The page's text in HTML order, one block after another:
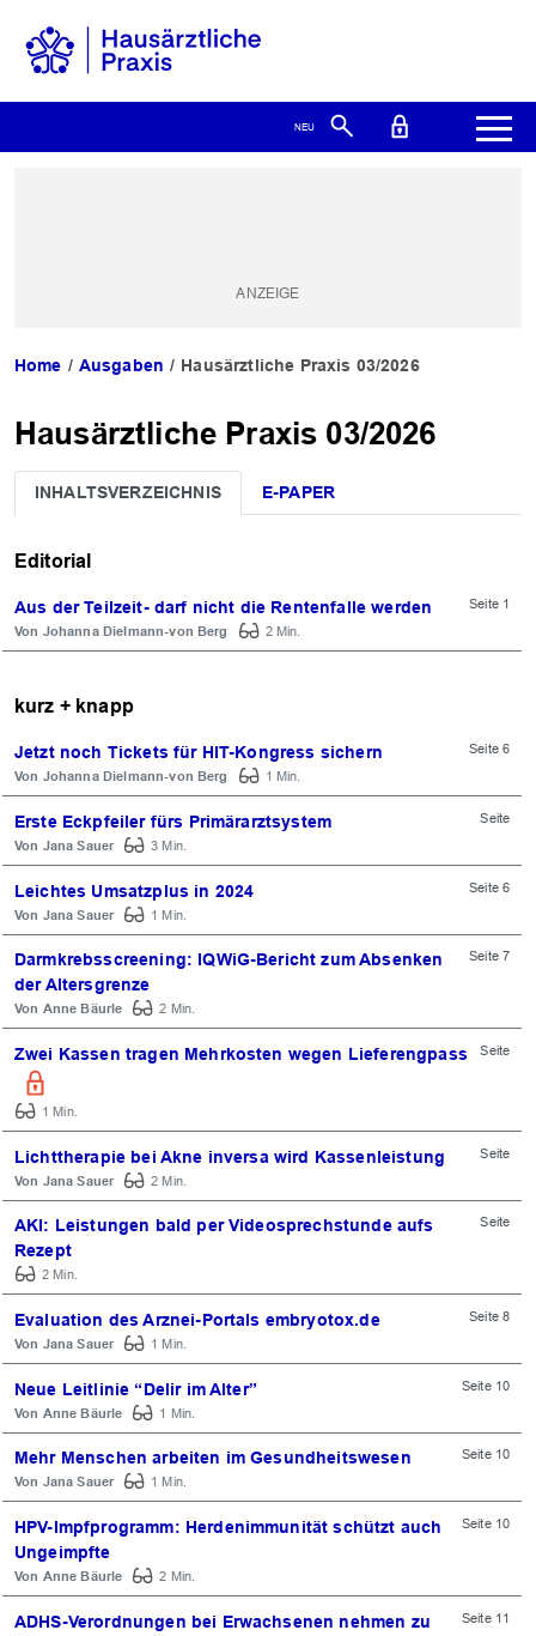
Home Ausgaben Hausärztliche Praxis 03/2026
Hausärztliche Praxis 03/2026
INHALTSVERZEICHNIS E-PAPER
Editorial
Aus der Teilzeit- darf nicht die Rentenfalle werden Seite 1
Johanna Dielmann-von Berg 2 Min.
kurz + knapp
Jetzt noch Tickets für HIT-Kongress sichern Seite 6
Johanna Dielmann-von Berg 1 Min.
Erste Eckpfeiler fürs Primärarztsystem Seite
Jana Sauer 3 Min.
Leichtes Umsatzplus in 2024 Seite 6
Jana Sauer 1 Min.
Darmkrebsscreening: IQWiG-Bericht zum Absenken
der Altersgrenze
Seite 7
Anne Bäurle 2 Min.
Zwei Kassen tragen Mehrkosten wegen Lieferengpass Seite
1 Min.
Lichttherapie bei Akne inversa wird Kassenleistung Seite
Jana Sauer 2 Min.
AKI: Leistungen bald per Videosprechstunde aufs
Rezept
Seite
2 Min.
Evaluation des Arznei-Portals embryotox.de Seite 8
Jana Sauer 1 Min.
Neue Leitlinie “Delir im Alter” Seite 10
Anne Bäurle 1 Min.
Mehr Menschen arbeiten im Gesundheitswesen Seite 10
Jana Sauer 1 Min.
HPV-Impfprogramm: Herdenimmunität schützt auch
Ungeimpfte
Seite 10
Anne Bäurle 2 Min.
ADHS-Verordnungen bei Erwachsenen nehmen zu
Seite 11